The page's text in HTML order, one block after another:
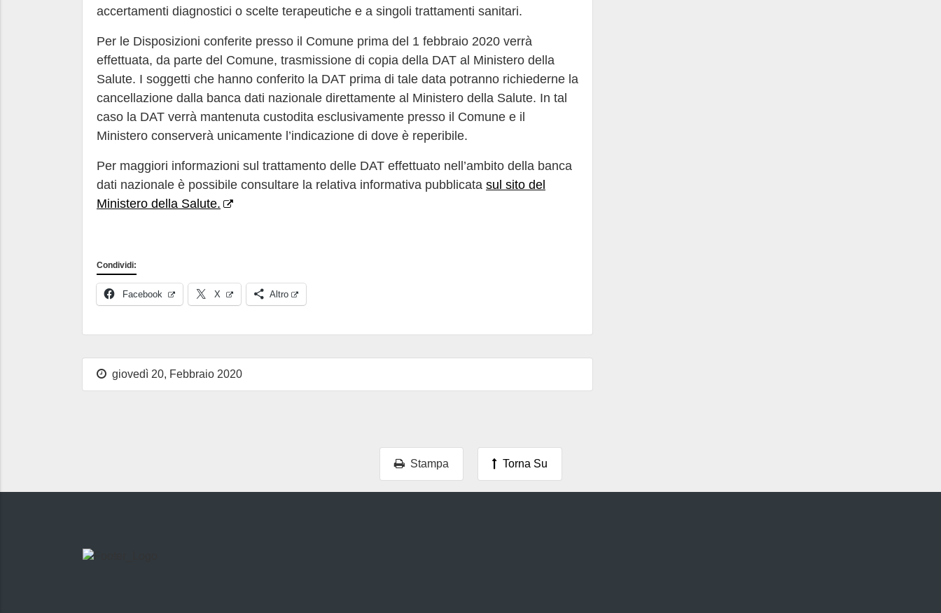
accertamenti diagnostici o scelte terapeutiche e a singoli trattamenti sanitari.
Per le Disposizioni conferite presso il Comune prima del 1 febbraio 2020 verrà
effettuata, da parte del Comune, trasmissione di copia della DAT al Ministero della
Salute. I soggetti che hanno conferito la DAT prima di tale data potranno richiederne la
cancellazione dalla banca dati nazionale direttamente al Ministero della Salute. In tal
caso la DAT verrà mantenuta custodita esclusivamente presso il Comune e il
Ministero conserverà unicamente l’indicazione di dove è reperibile.
Per maggiori informazioni sul trattamento delle DAT effettuato nell’ambito della banca
dati nazionale è possibile consultare la relativa informativa pubblicata sul sito del
Ministero della Salute.
Condividi:
Facebook X Altro
giovedì 20, Febbraio 2020
Stampa Torna Su